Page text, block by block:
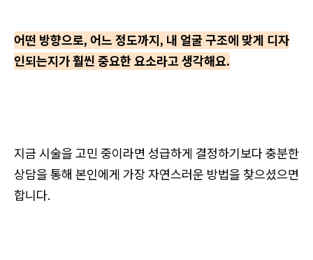
어떤 방향으로, 어느 정도까지, 내 얼굴 구조에 맞게 디자
인되는지가 훨씬 중요한 요소라고 생각해요.
지금 시술을 고민 중이라면 성급하게 결정하기보다 충분한
상담을 통해 본인에게 가장 자연스러운 방법을 찾으셨으면
합니다.